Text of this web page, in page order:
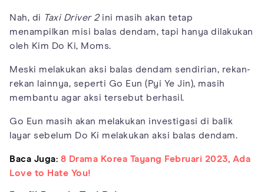
Nah, di Taxi Driver 2ini masih akan tetap
menampilkan misi balas dendam, tapi hanya dilakukan
oleh Kim Do Ki, Moms.
Meski melakukan aksi balas dendam sendirian, rekan-
rekan lainnya, seperti Go Eun (Pyi Ye Jin), masih
membantu agar aksi tersebut berhasil.
Go Eun masih akan melakukan investigasi di balik
layar sebelum Do Ki melakukan aksi balas dendam.
Baca Juga: 8 Drama Korea Tayang Februari 2023, Ada
Love to Hate You!